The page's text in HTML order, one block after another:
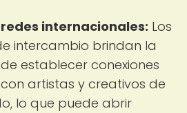
internacionales: Los
intercambio brindan la
establecer conexiones
artistas y creativos de
lo que puede abrir